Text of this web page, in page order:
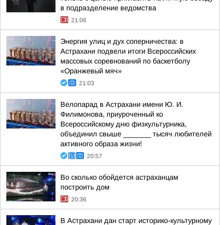
в подразделение ведомства
21:06
Энергия улиц и дух соперничества: в
Астрахани подвели итоги Всероссийских
массовых соревнований по баскетболу
«Оранжевый мяч»
21:03
Велопарад в Астрахани имени Ю. И.
Филимонова, приуроченный ко
Всероссийскому дню физкультурника,
объединил свыше _______ тысяч любителей
активного образа жизни!
20:57
Во сколько обойдется астраханцам
построить дом
20:36
В Астрахани дан старт историко-культурному